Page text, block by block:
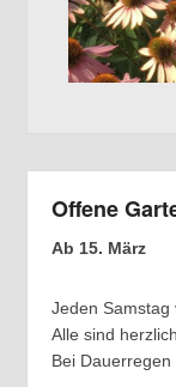
Offene
Ab 15. März
Jeden Samstag
Alle sind
Bei Dauerregen